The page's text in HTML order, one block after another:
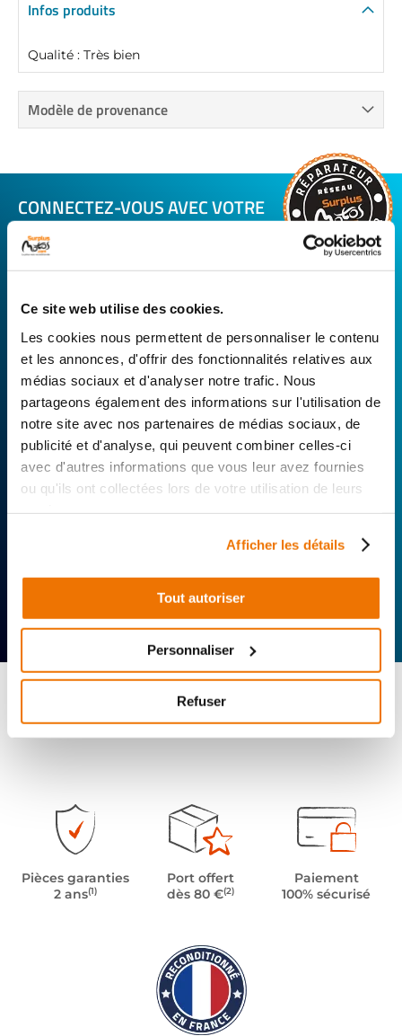
Ce site web utilise des cookies.
Les cookies nous permettent de personnaliser le contenu
et les annonces, d'offrir des fonctionnalités relatives aux
médias sociaux et d'analyser notre trafic. Nous
partageons également des informations sur l'utilisation de
notre site avec nos partenaires de médias sociaux, de
publicité et d'analyse, qui peuvent combiner celles-ci
avec d'autres informations que vous leur avez fournies
ou qu'ils ont collectées lors de votre utilisation de leurs
Afficher les détails
Tout autoriser
Personnaliser
Refuser
Infos produits
Qualité : Très bien
Modèle de provenance
CONNECTEZ-VOUS AVEC VOTRE
RÉPARATEUR FAVORI
technique de notre réseau de Réparateurs-
d’occasion garanties à la révision complète de
votre 2 roues, trouvez le garage le plus proche de
chez vous.
Rechercher par...
technique
Réactivité
Offerte
Pièces garanties
2 ans(1)
Port offert
dès 80 €(2)
Paiement
100% sécurisé